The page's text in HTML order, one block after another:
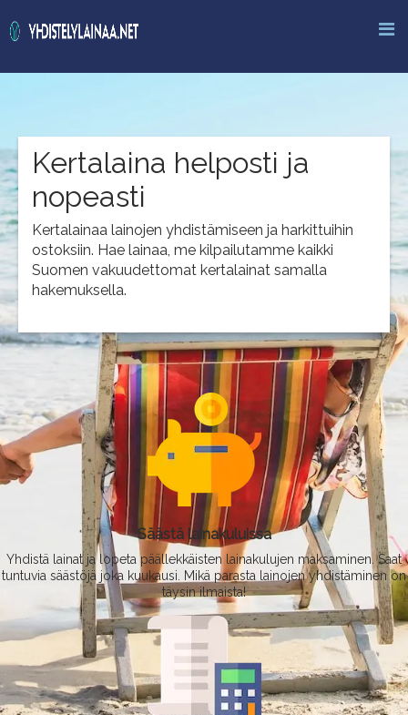
Kertalaina helposti ja
nopeasti
Kertalainaa lainojen yhdistämiseen ja harkittuihin
ostoksiin. Hae lainaa, me kilpailutamme kaikki
Suomen vakuudettomat kertalainat samalla
hakemuksella.
Säästä lainakuluissa
Yhdistä lainat ja lopeta päällekkäisten lainakulujen maksaminen. Saat
tuntuvia säästöjä joka kuukausi. Mikä parasta lainojen yhdistäminen on
täysin ilmaista!